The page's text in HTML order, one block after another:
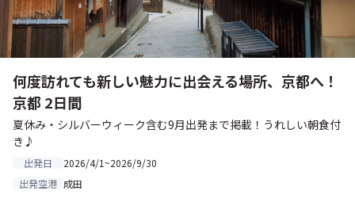
何度訪れても新しい魅力に出会える場所、京都へ！
京都 2日間
夏休み・シルバーウィーク含む9月出発まで掲載！うれしい朝食付
き♪
出発日
2026/4/1~2026/9/30
出発空港 成田